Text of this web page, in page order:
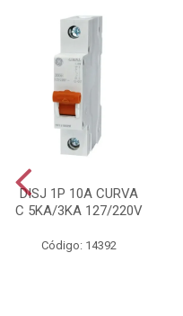
DISJ 1P 10A CURVA
C 5KA/3KA 127/220V
Código: 14392